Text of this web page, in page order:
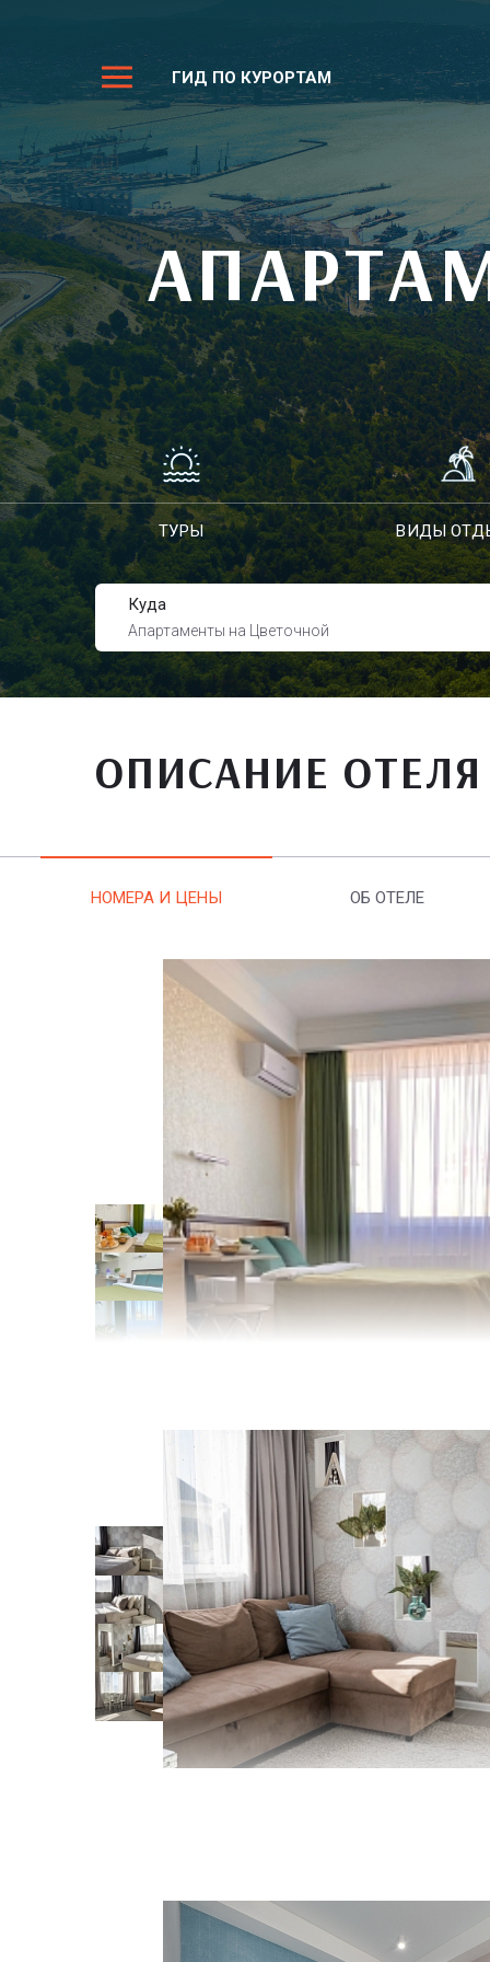
ГИД ПО КУРОРТАМ
ТУРЫ ВИДЫ
Куда
Апартаменты на Цветочной
ОПИСАНИЕ ОТЕЛЯ
НОМЕРА И ЦЕНЫ ОБ ОТЕЛЕ